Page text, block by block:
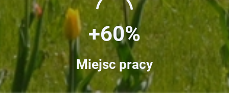
+60%
Miejsc pracy